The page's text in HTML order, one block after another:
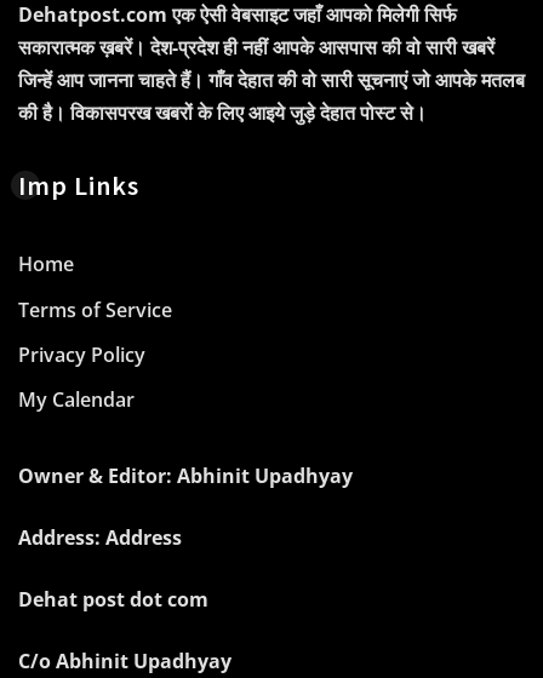
Dehatpost.com एक ऐसी वेबसाइट जहाँ आपको मिलेगी सिर्फ
सकारात्मक ख़बरें। देश-प्रदेश ही नहीं आपके आसपास की वो सारी खबरें
जिन्हें आप जानना चाहते हैं। गाँव देहात की वो सारी सूचनाएं जो आपके मतलब
की है। विकासपरख खबरों के लिए आइये जुड़े देहात पोस्ट से।
Imp Links
Home
Terms of Service
Privacy Policy
My Calendar
Owner & Editor: Abhinit Upadhyay
Address: Address
Dehat post dot com
C/o Abhinit Upadhyay